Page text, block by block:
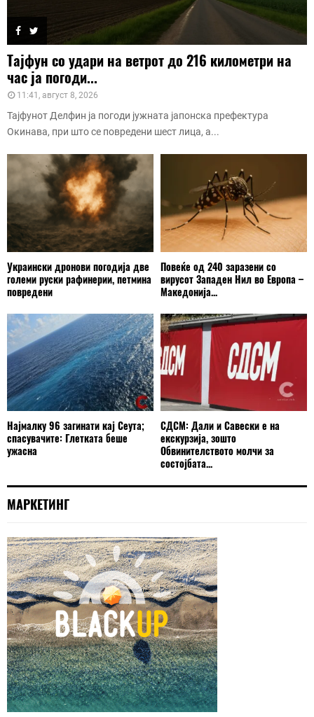
Тајфун со удари на ветрот до 216 километри на
час ја погоди...
11:41, август 8, 2026
Тајфунот Делфин ја погоди јужната јапонска префектура
Окинава, при што се повредени шест лица, а...
Украински дронови погодија две
големи руски рафинерии, петмина
повредени
Повеќе од 240 заразени со
вирусот Западен Нил во Европа –
Македонија...
Најмалку 96 загинати кај Сеута;
спасувачите: Глетката беше
ужасна
СДСМ: Дали и Савески е на
екскурзија, зошто
Обвинителството молчи за
состојбата...
МАРКЕТИНГ